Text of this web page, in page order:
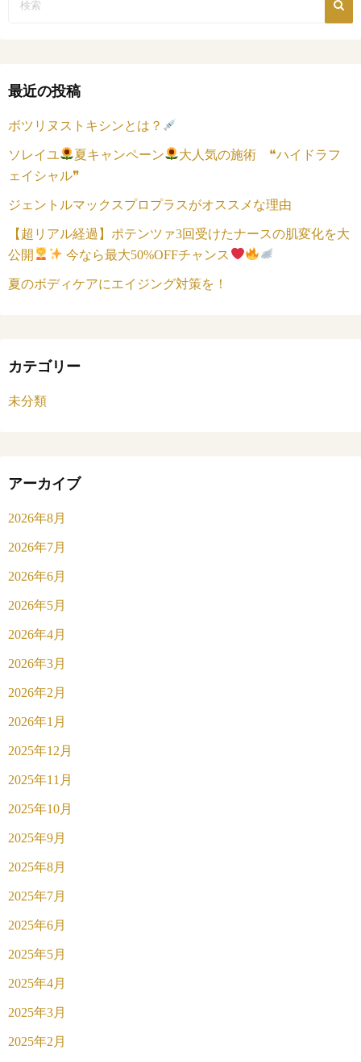
最近の投稿
ボツリヌストキシンとは？
ソレイユ 夏キャンペーン
大人気の施術 ❝ハイドラフ
ェイシャル❞
ジェントルマックスプロプラスがオススメな理由
【超リアル経過】ポテンツァ3回受けたナースの肌変化を大
公開
今なら最大50%OFFチャンス
夏のボディケアにエイジング対策を！
カテゴリー
未分類
アーカイブ
2026年8月
2026年7月
2026年6月
2026年5月
2026年4月
2026年3月
2026年2月
2026年1月
2025年12月
2025年11月
2025年10月
2025年9月
2025年8月
2025年7月
2025年6月
2025年5月
2025年4月
2025年3月
2025年2月